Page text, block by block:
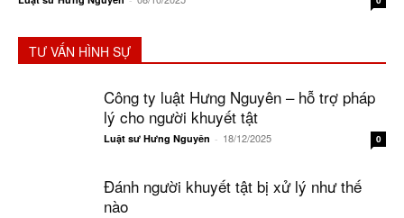
TƯ VẤN HÌNH SỰ
Công ty luật Hưng Nguyên – hỗ trợ pháp
lý cho người khuyết tật
Luật sư Hưng Nguyên - 18/12/2025 0
Đánh người khuyết tật bị xử lý như thế
nào